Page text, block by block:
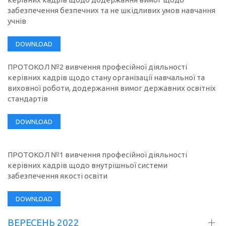
забезпечення безпечних та не шкідливих умов навчання
учнів
DOWNLOAD
ПРОТОКОЛ №2 вивчення професійної діяльності
керівних кадрів щодо стану організації навчальної та
виховної роботи, додержання вимог державних освітніх
стандартів
DOWNLOAD
ПРОТОКОЛ №1 вивчення професійної діяльності
керівних кадрів щодо внутрішньої системи
забезпечення якості освіти
DOWNLOAD
ВЕРЕСЕНЬ 2022